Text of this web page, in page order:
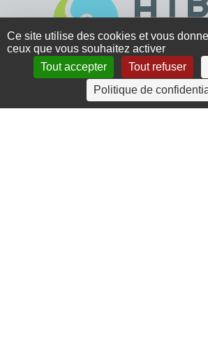
4 rue Crec’h-Ugen
22810 Belle Isle en Terre
Ce site utilise des cookies et vous
ceux que vous souhaitez activer
Tout accepter
Tout refuser
Politique de